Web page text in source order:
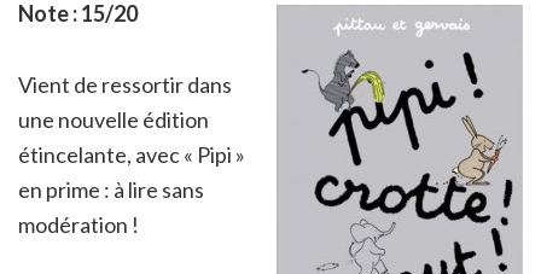
Note : 15/20
Vient de ressortir dans
une nouvelle édition
étincelante, avec « Pipi »
en prime : à lire sans
modération !